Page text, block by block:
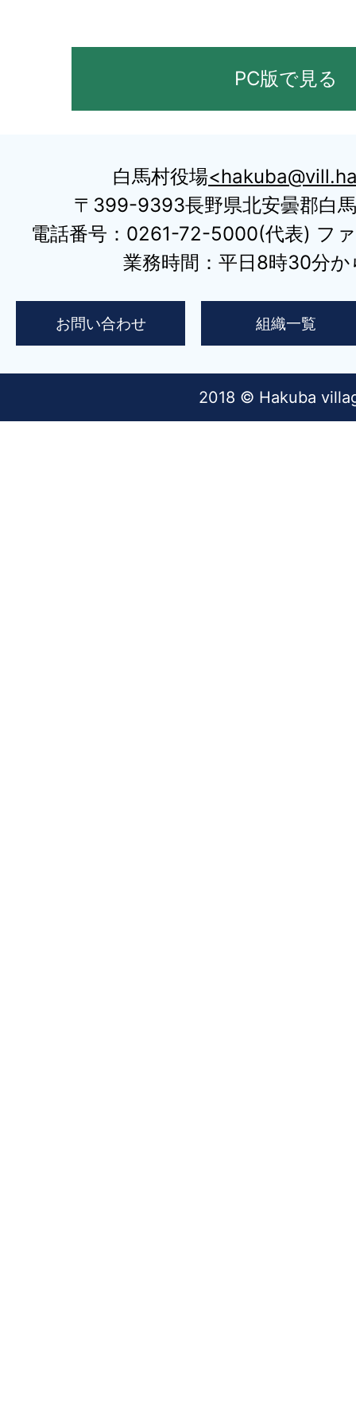
PC版で見る
白馬村役場
〒399-9393長野県北安曇郡白
電話番号：0261-72-5000(代表) フ
業務時間：平日8時30分か
お問い合わせ 組織一覧
2018 © Hakuba